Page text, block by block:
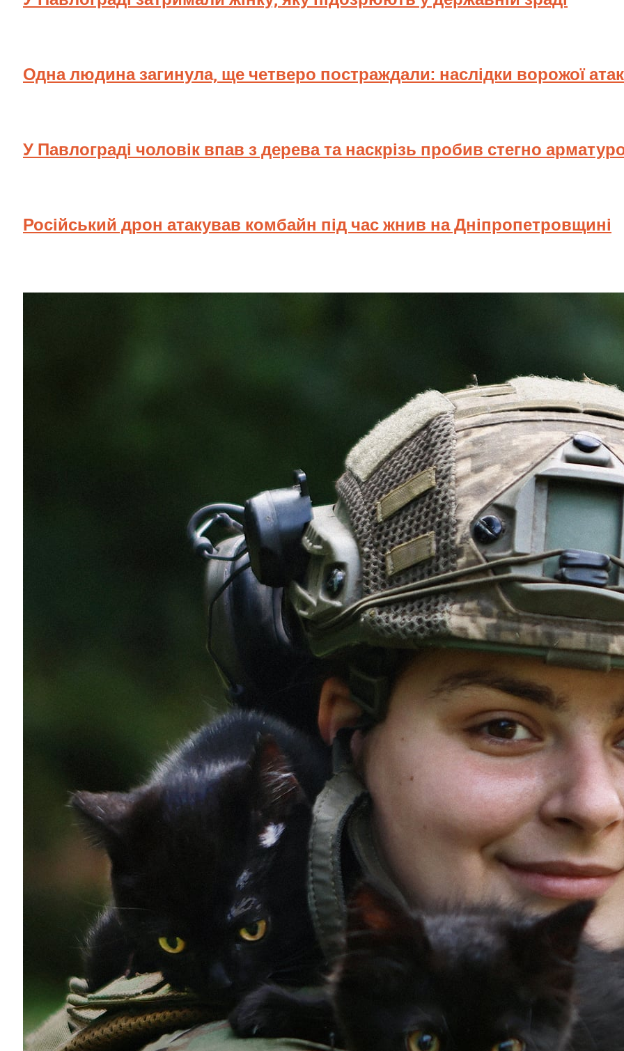
Одна людина загинула, ще четверо постраждали: наслідки ворожої
У Павлограді чоловік впав з дерева та наскрізь пробив стегно
Російський дрон атакував комбайн під час жнив на Дніпропетровщині